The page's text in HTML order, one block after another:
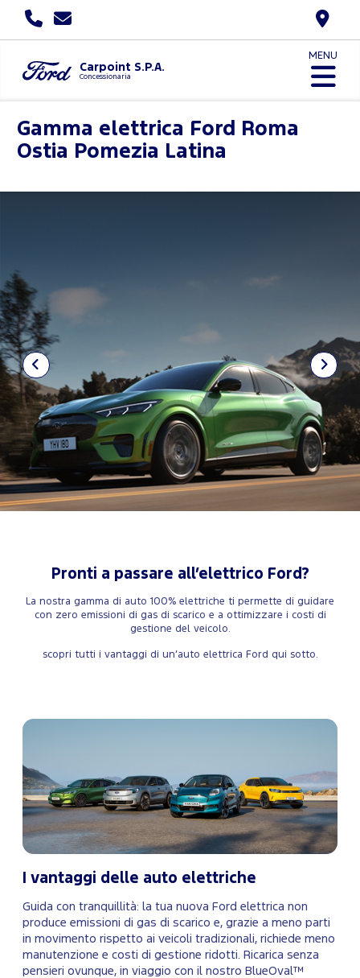
Carpoint S.P.A.
Concessionaria
MENU
Gamma elettrica Ford
Roma
Ostia Pomezia Latina
Pronti a passare all’elettrico Ford?
La nostra gamma di auto 100% elettriche ti permette di guidare
con zero emissioni di gas di scarico e a ottimizzare i costi di
gestione del veicolo.
scopri tutti i vantaggi di un’auto elettrica Ford qui sotto.
I vantaggi delle auto elettriche
Guida con tranquillità: la tua nuova Ford elettrica non
produce emissioni di gas di scarico e, grazie a meno parti
in movimento rispetto ai veicoli tradizionali, richiede meno
manutenzione e costi di gestione ridotti. Ricarica senza
pensieri ovunque, in viaggio con il nostro BlueOval™